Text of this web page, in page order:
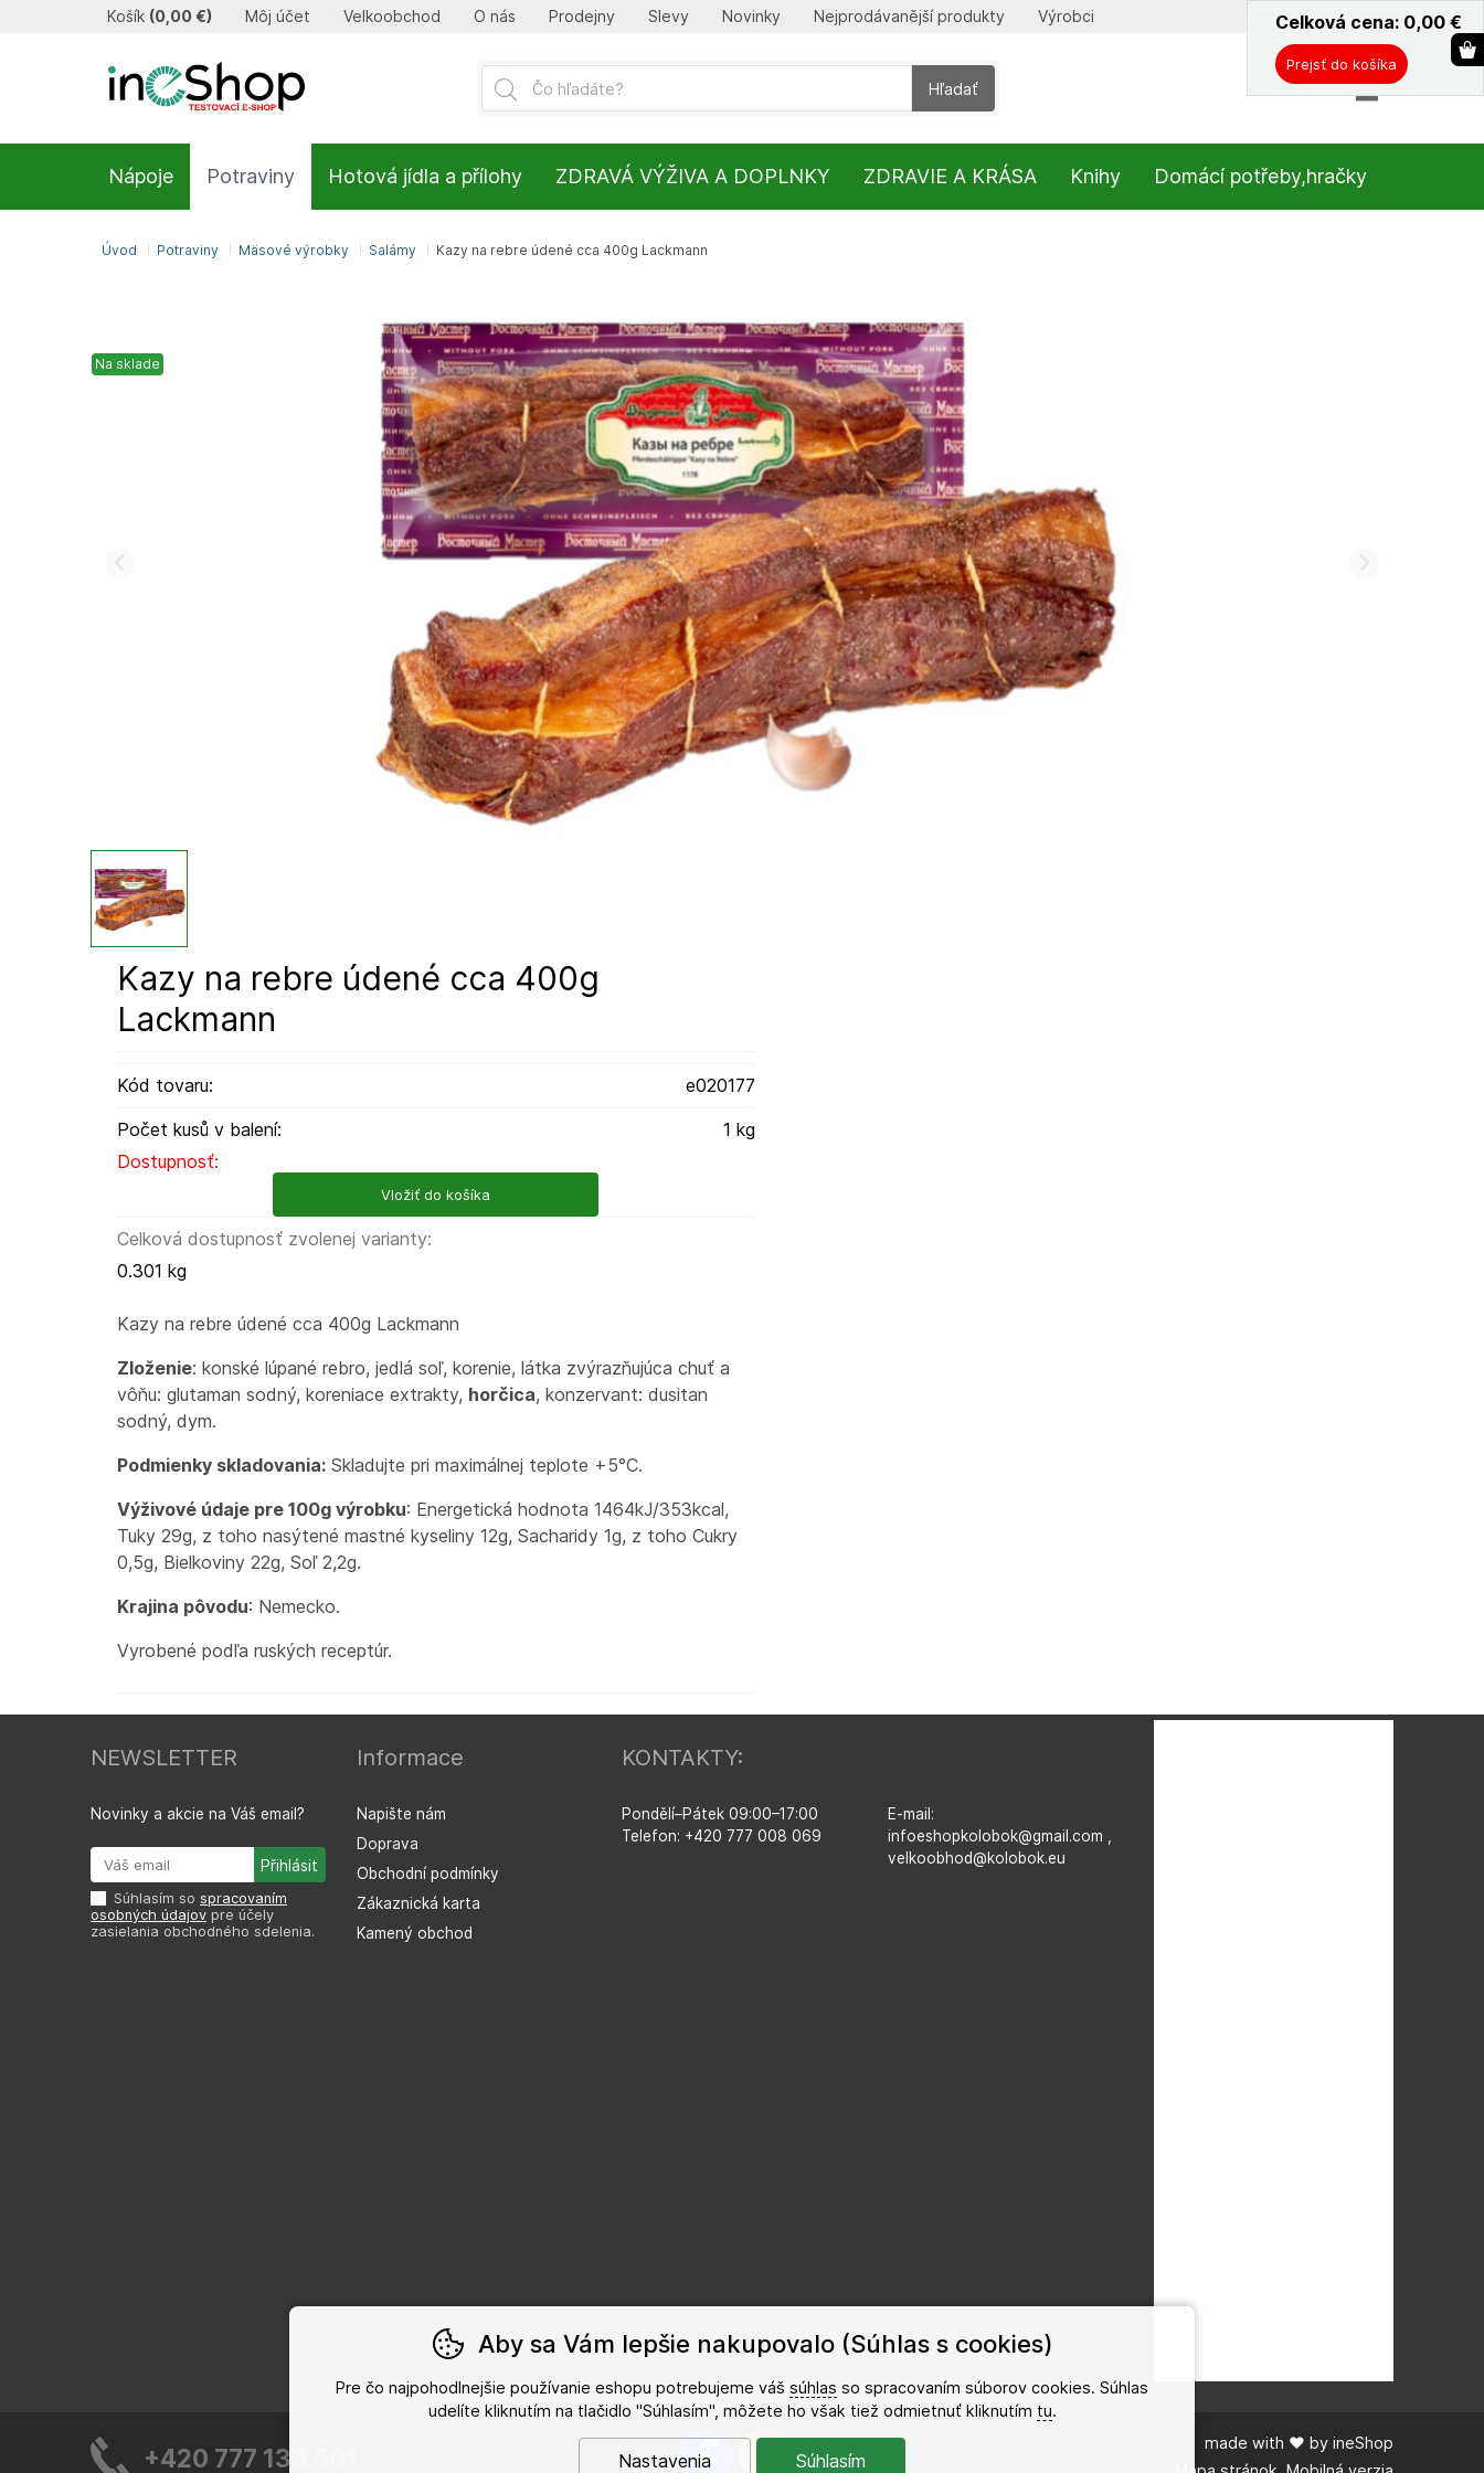
Na sklade
Kazy na rebre údené cca 400g
Lackmann
Kód tovaru:
e020177
Počet kusů v balení:
1 kg
Dostupnosť:
Vložiť do košíka
Celková dostupnosť zvolenej varianty:
0.301 kg
Kazy na rebre údené cca 400g Lackmann
Zloženie: konské lúpané rebro, jedlá soľ, korenie, látka zvýrazňujúca chuť a
vôňu: glutaman sodný, koreniace extrakty, horčica, konzervant: dusitan
sodný, dym.
Podmienky skladovania:Skladujte pri maximálnej teplote +5°C.
Výživové údaje pre 100g výrobku: Energetická hodnota 1464kJ/353kcal,
Tuky 29g, z toho nasýtené mastné kyseliny 12g, Sacharidy 1g, z toho Cukry
0,5g, Bielkoviny 22g, Soľ 2,2g.
Krajina pôvodu: Nemecko.
Vyrobené podľa ruských receptúr.
Hľadať
ˇ
Celková cena: 0,00 €
Prejsť do košíka
Košík (0,00 €) Môj účet Velkoobchod O nás Prodejny Slevy Novinky Nejprodávanější produkty Výrobci
Úvod Potraviny Mäsové výrobky Salámy Kazy na rebre údené cca 400g Lackmann
Nápoje Potraviny Hotová jídla a přílohy ZDRAVÁ VÝŽIVA A DOPLNKY ZDRAVIE A KRÁSA Knihy Domácí potřeby,hračky
NEWSLETTER
Novinky a akcie na Váš email?
Súhlasím so spracovaním
osobných údajov pre účely
zasielania obchodného sdelenia.
Informace
Napište nám
Doprava
Obchodní podmínky
Zákaznická karta
Kamený obchod
KONTAKTY:
Pondělí–​Pátek 09:00–​17:00
Telefon: +420 777 008 069
E-mail:
infoeshopkolobok@gmail.com ,
velkoobhod@kolobok.eu
+420 777 133 501
made with ❤ by ineShop
Aby sa Vám lepšie nakupovalo (Súhlas s cookies)
Pre čo najpohodlnejšie používanie eshopu potrebujeme váš súhlas so spracovaním súborov cookies. Súhlas
udelíte kliknutím na tlačidlo "Súhlasím", môžete ho však tiež odmietnuť kliknutím tu.
Nastavenia Súhlasím